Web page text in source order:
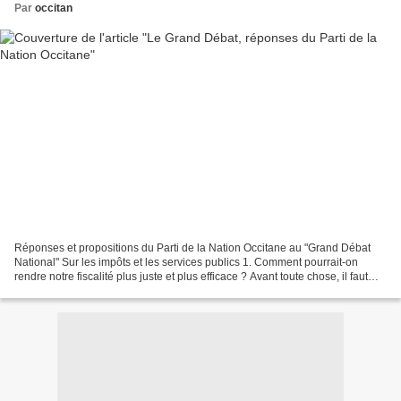
Par occitan
Réponses et propositions du Parti de la Nation Occitane au "Grand Débat
National" Sur les impôts et les services publics 1. Comment pourrait-on
rendre notre fiscalité plus juste et plus efficace ? Avant toute chose, il faut